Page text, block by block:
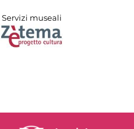
Servizi museali